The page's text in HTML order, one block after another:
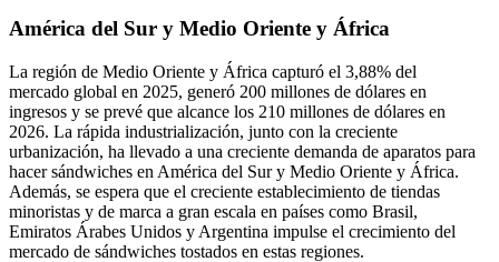
América del Sur y Medio Oriente y África
La región de Medio Oriente y África capturó el 3,88% del
mercado global en 2025, generó 200 millones de dólares en
ingresos y se prevé que alcance los 210 millones de dólares en
2026. La rápida industrialización, junto con la creciente
urbanización, ha llevado a una creciente demanda de aparatos para
hacer sándwiches en América del Sur y Medio Oriente y África.
Además, se espera que el creciente establecimiento de tiendas
minoristas y de marca a gran escala en países como Brasil,
Emiratos Árabes Unidos y Argentina impulse el crecimiento del
mercado de sándwiches tostados en estas regiones.